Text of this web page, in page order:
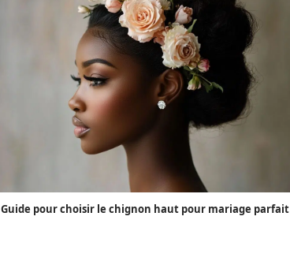
Guide pour choisir le chignon haut pour mariage parfait